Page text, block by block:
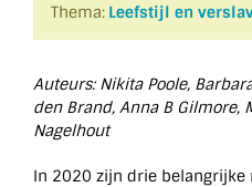
Thema: Leefstijl en
Auteurs: Nikita Poole,
den Brand, Anna B Gilmore,
Nagelhout
In 2020 zijn drie belangrijke